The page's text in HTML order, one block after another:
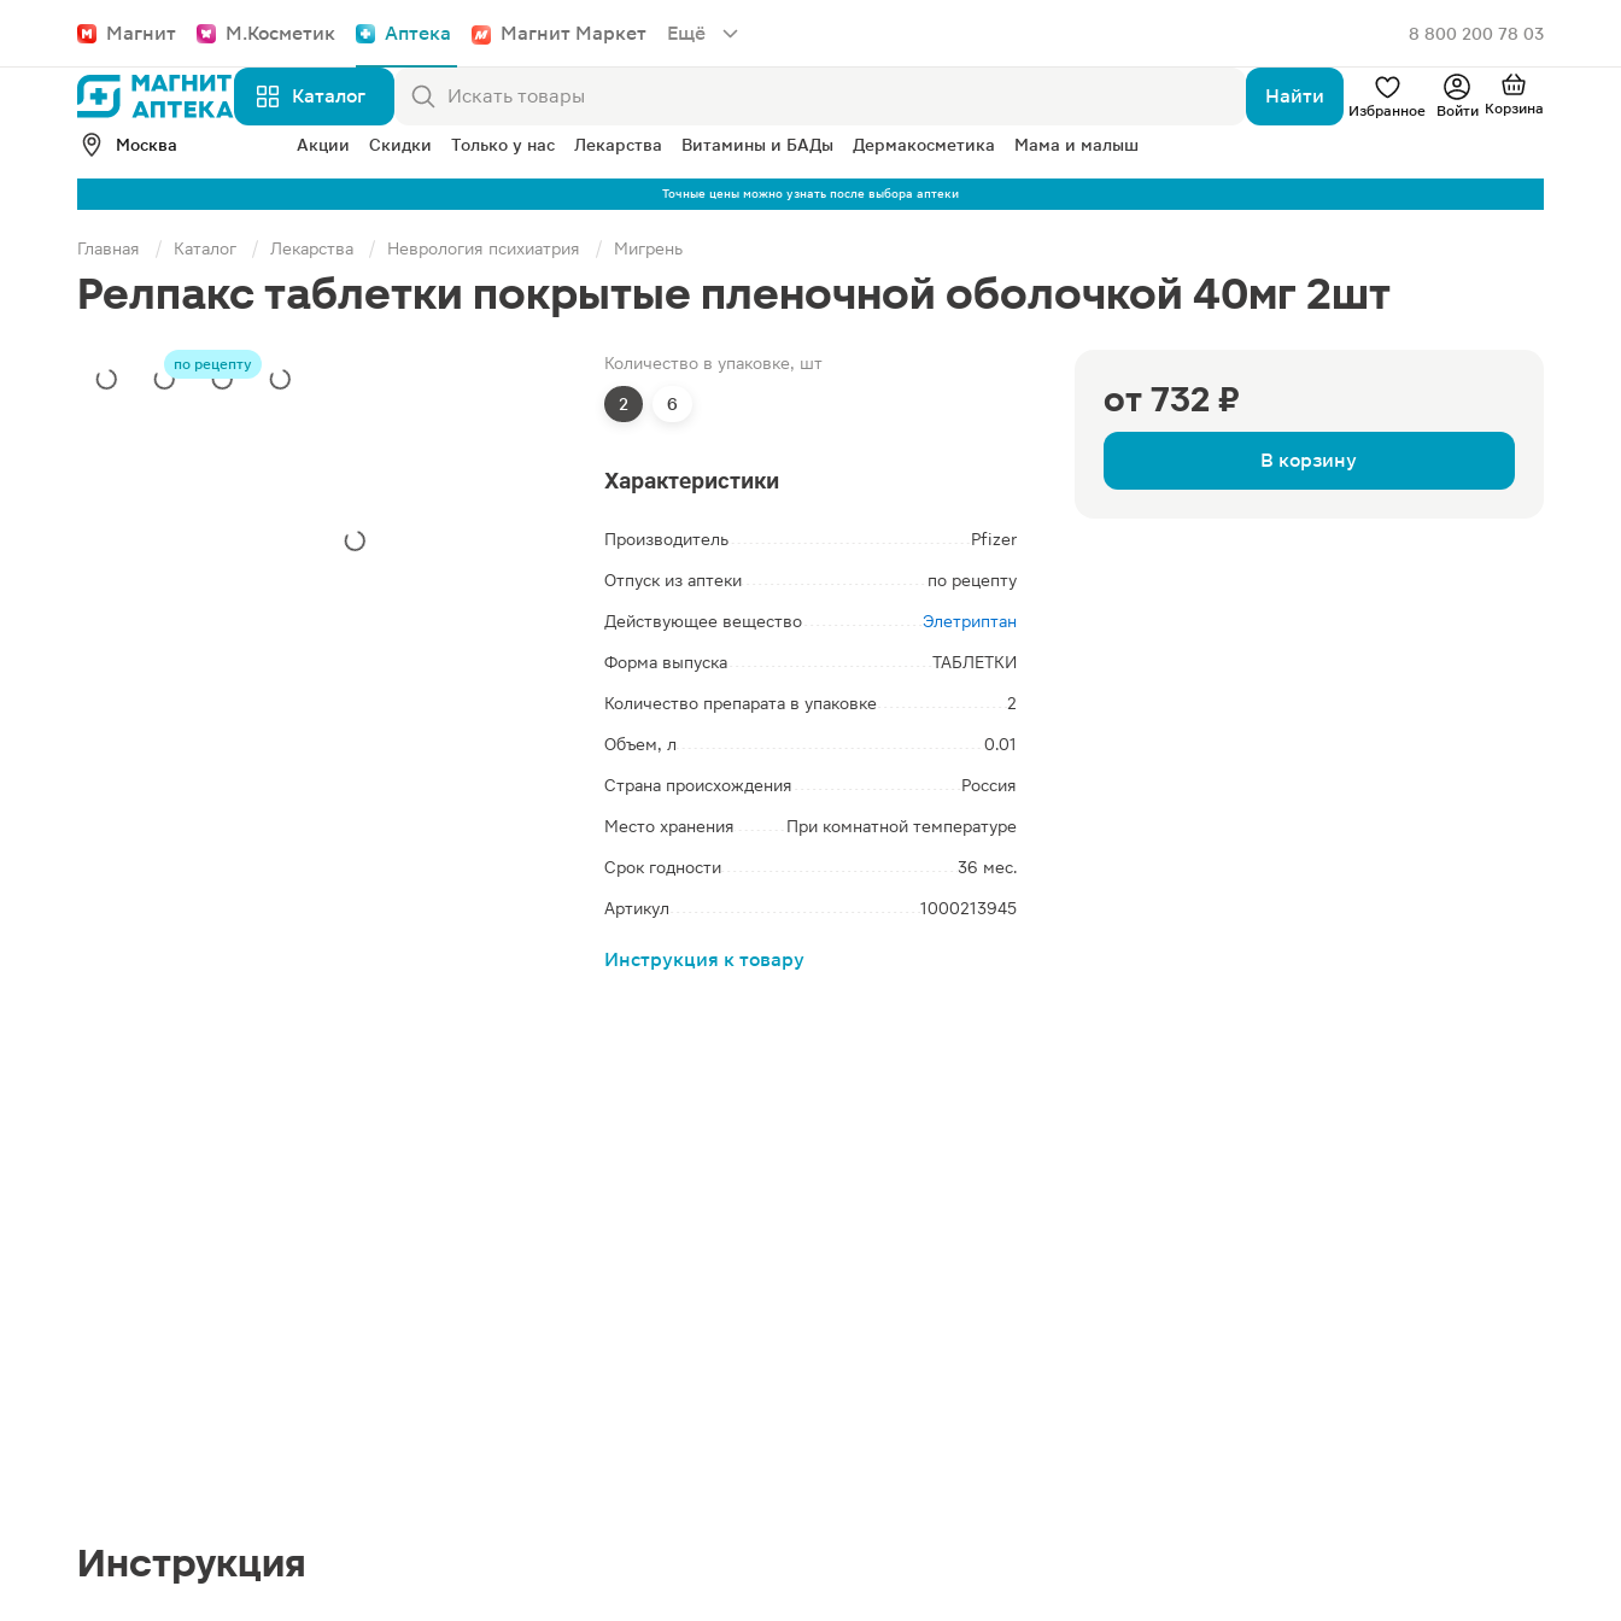
Магнит М.Косметик Аптека Магнит Маркет Ещё 8 800 200 78 03
Каталог Найти
Избранное Войти Корзина
Москва Акции Скидки Только у нас Лекарства Витамины и БАДы Дермакосметика Мама и малыш
Точные цены можно узнать после выбора аптеки
Главная Каталог Лекарства Неврология психиатрия Мигрень
Релпакс таблетки покрытые пленочной оболочкой 40мг 2шт
по рецепту
от 732 ₽
В корзину
Количество в упаковке, шт
2 6
Характеристики
Производитель Pfizer
Отпуск из аптеки по рецепту
Действующее вещество Элетриптан
Форма выпуска ТАБЛЕТКИ
Количество препарата в упаковке 2
Объем, л 0.01
Страна происхождения Россия
Место хранения При комнатной температуре
Срок годности 36 мес.
Артикул 1000213945
Инструкция к товару
Инструкция